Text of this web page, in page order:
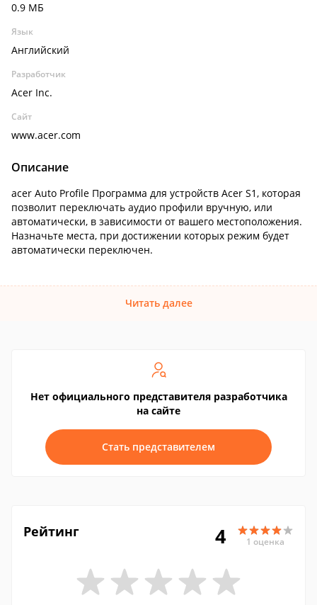
0.9 МБ
Язык
Английский
Разработчик
Acer Inc.
Сайт
www.acer.com
Описание
acer Auto Profile Программа для устройств Acer S1, которая
позволит переключать аудио профили вручную, или
автоматически, в зависимости от вашего местоположения.
Назначьте места, при достижении которых режим будет
автоматически переключен.
Читать далее
Нет официального представителя разработчика
на сайте
Стать представителем
Рейтинг 4 1 оценка